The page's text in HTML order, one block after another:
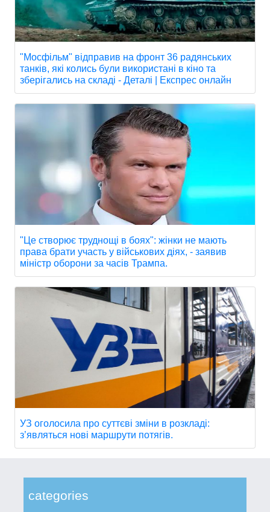
categories
"Мосфільм" відправив на фронт 36 радянських
танків, які колись були використані в кіно та
зберігались на складі - Деталі | Експрес онлайн
"Це створює труднощі в боях": жінки не мають
права брати участь у військових діях, - заявив
міністр оборони за часів Трампа.
УЗ оголосила про суттєві зміни в розкладі:
з’являться нові маршрути потягів.